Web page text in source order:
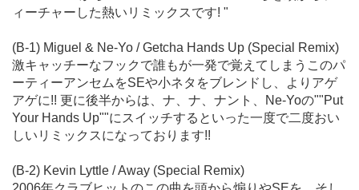
ィーチャーした熱いリミックスです! "
(B-1) Miguel & Ne-Yo / Getcha Hands Up (Special Remix)
激キャッチーなフックで誰もが一発で覚えてしまうこのパ
ーティーアンセムをSEや小ネタをブレンドし、よりアゲ
アゲに!! 更に後半からは、ナ、ナ、ナント、Ne-Yoの""Put
Your Hands Up""にスイッチするといった一度で二度おい
しいリミックスになっております!!
(B-2) Kevin Lyttle / Away (Special Remix)